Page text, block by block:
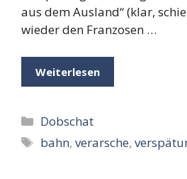
aus dem Ausland“ (klar,
wieder den Franzosen …
Weiterlesen
Kategorien
Dobschat
Schlagwörter
bahn,verarsche,